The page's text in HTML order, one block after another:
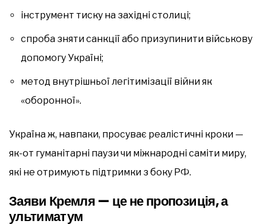
інструмент тиску на західні столиці;
спроба зняти санкції або призупинити військову
допомогу Україні;
метод внутрішньої легітимізації війни як
«оборонної».
Україна ж, навпаки, просуває реалістичні кроки —
як-от гуманітарні паузи чи міжнародні саміти миру,
які не отримують підтримки з боку РФ.
Заяви Кремля — це не пропозиція, а
ультиматум